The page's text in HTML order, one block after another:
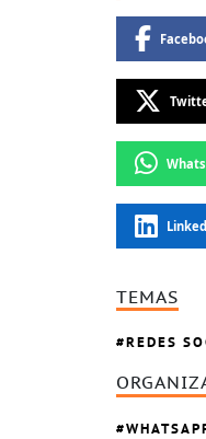
TEMAS
REDES